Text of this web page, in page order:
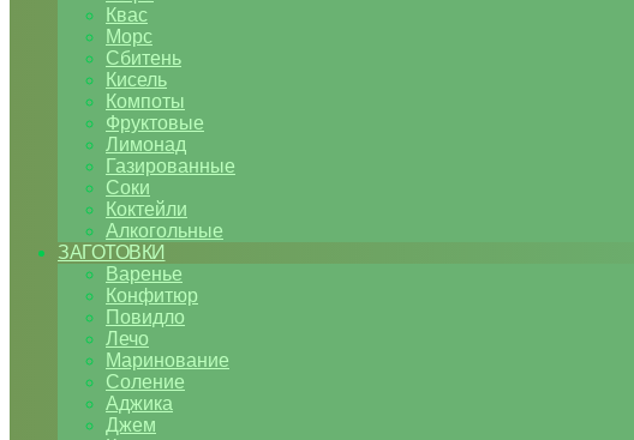
Квас
Морс
Сбитень
Кисель
Компоты
Фруктовые
Лимонад
Газированные
Соки
Коктейли
Алкогольные
ЗАГОТОВКИ
Варенье
Конфитюр
Повидло
Лечо
Маринование
Соление
Аджика
Джем